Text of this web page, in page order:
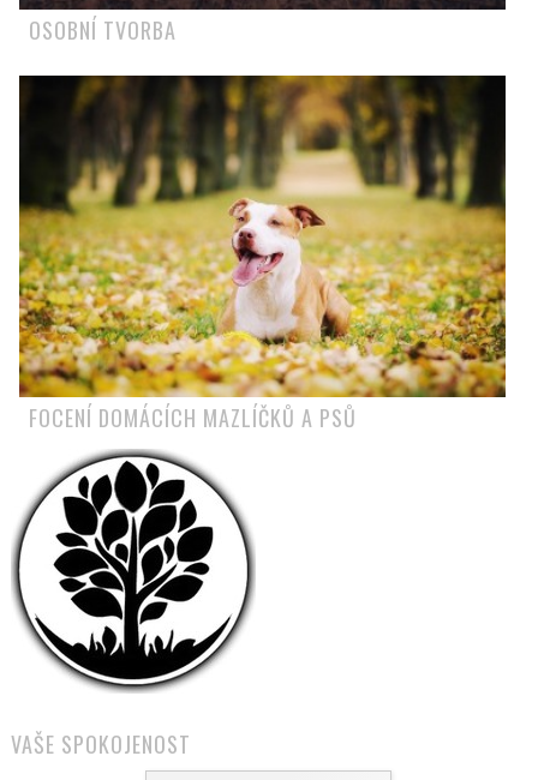
OSOBNÍ TVORBA
FOCENÍ DOMÁCÍCH MAZLÍČKŮ A PSŮ
VAŠE SPOKOJENOST